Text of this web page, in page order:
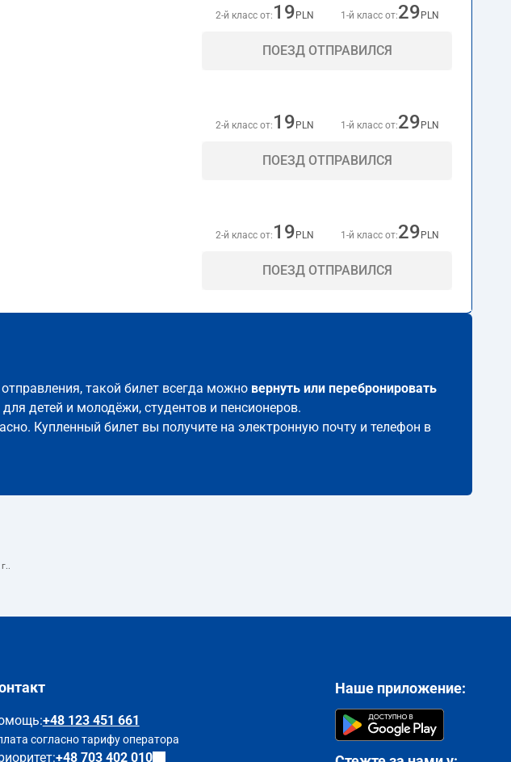
2-й класс от: 19 PLN 1-й класс от:29 PLN
ПОЕЗД ОТПРАВИЛСЯ
2-й класс от: 19 PLN 1-й класс от:29 PLN
ПОЕЗД ОТПРАВИЛСЯ
2-й класс от: 19 PLN 1-й класс от:29 PLN
ПОЕЗД ОТПРАВИЛСЯ
такой билет всегда можно вернуть или перебронировать
детей и молодёжи, студентов и пенсионеров.
Купленный билет вы получите на электронную почту и телефон в
.
:+48 123 451 661
согласно тарифу оператора
+48 703 402 010
Наше приложение: